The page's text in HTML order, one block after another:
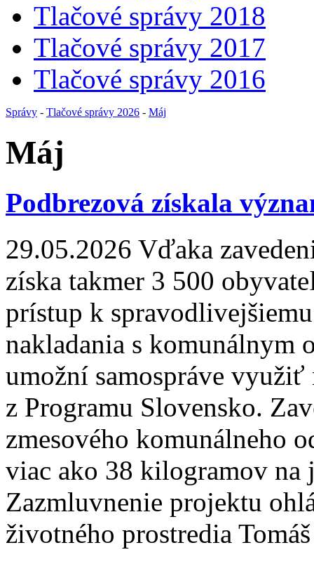
Tlačové správy 2018
Tlačové správy 2017
Tlačové správy 2016
Správy - Tlačové správy 2026 - Máj
Máj
Podbrezová získala
29.05.2026 Vďaka
získa takmer 3 500
prístup k
nakladania s komunálnym
umožní samospráve
z Programu Slovensko.
zmesového komunálneho
viac ako 38 kilogramov na
Zazmluvnenie projektu
životného prostredia